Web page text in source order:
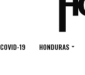
COVID-19 HONDURAS